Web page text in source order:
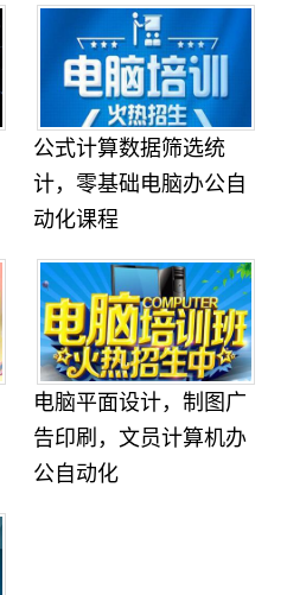
公式计算数据筛选统
计，零基础电脑办公自
动化课程
电脑平面设计，制图广
告印刷，文员计算机办
公自动化